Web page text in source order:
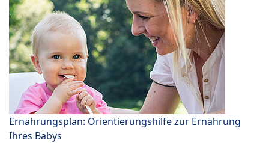
Ernährungsplan: Orientierungshilfe zur Ernährung
Ihres Babys